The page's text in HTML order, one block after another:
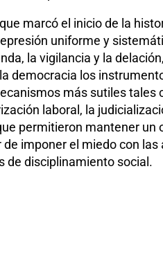
marcó el inicio de la
uniforme y
la vigilancia y la
democracia los
más sutiles tales
laboral, la
permitieron mantener un
de imponer el miedo con
de disciplinamiento social.